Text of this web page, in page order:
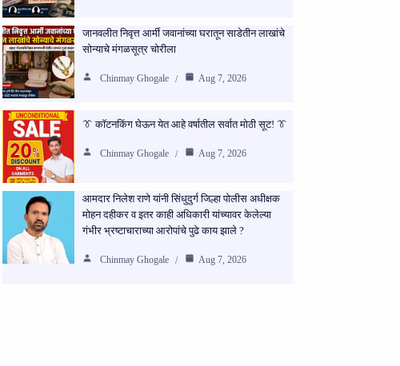
जानवलीत निवृत्त आर्मी जवानांच्या घरातून साडेतीन लाखांचे
सोन्याचे मंगळसूत्र चोरीला
Chinmay Ghogale Aug 7, 2026
👔 कॉटनकिंग घेऊन येत आहे वर्षातील सर्वात मोठी सूट! 👔
Chinmay Ghogale Aug 7, 2026
आमदार निलेश राणे यांनी सिंधुदुर्ग जिल्हा पोलीस अधीक्षक
मोहन दहीकर व इतर काही अधिकारी यांच्यावर केलेल्या
गंभीर भ्रष्टाचाराच्या आरोपांचे पुढे काय झाले ?
Chinmay Ghogale Aug 7, 2026